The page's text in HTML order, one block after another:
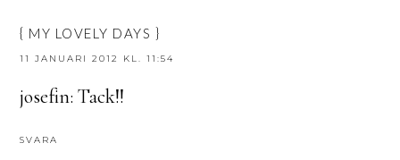
{ MY LOVELY DAYS }
11 JANUARI 2012 KL. 11:54
josefin: Tack!!
SVARA